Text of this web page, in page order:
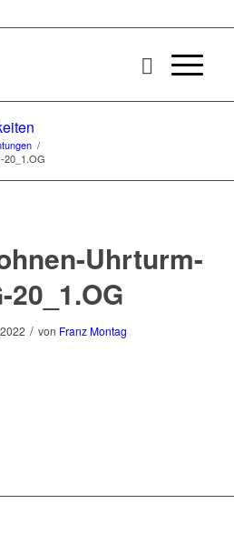
/
20_1.OG
Uhrturm-
20_1.OG
/ von Franz Montag